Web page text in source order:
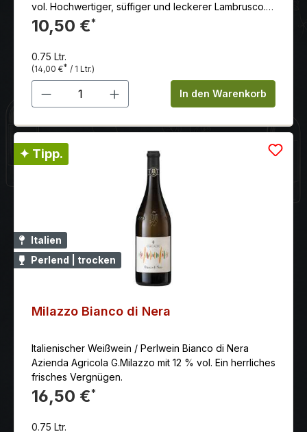
vol. Hochwertiger, süffiger und leckerer Lambrusco.
Tolle Kirscharomen. Weich, feinfruchtig, mit milder
Säure und feiner Perlage.
10,50 €*
0.75 Ltr.
(14,00 €* / 1 Ltr.)
Produkt Anzahl: Gib denIn den Warenkorb
✦ Tipp.
Italien
Perlend | trocken
Milazzo Bianco di Nera
Italienischer Weißwein / Perlwein Bianco di Nera
Azienda Agricola G.Milazzo mit 12 % vol. Ein herrliches
16,50 €*
0.75 Ltr.